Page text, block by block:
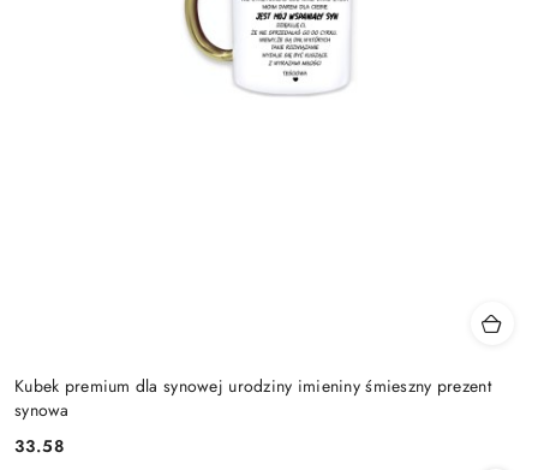
Kubek premium dla synowej urodziny imieniny śmieszny prezent
synowa
Cena:
33.58